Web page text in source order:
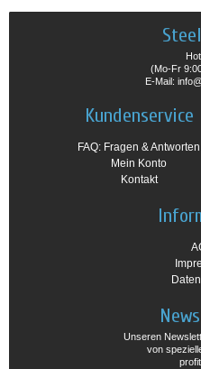
(Mo-Fr
E-Mail:
Kundenservice
FAQ: Fragen & Antworten
Mein Konto
Kontakt
Unseren
von